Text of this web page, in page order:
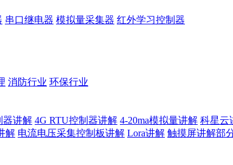
串口继电器 模拟量采集器 红外学习控制器
消防行业 环保行业
器讲解 4G RTU控制器讲解 4-20ma模拟量讲解 科星云
解 电流电压采集控制板讲解 Lora讲解 触摸屏讲解部